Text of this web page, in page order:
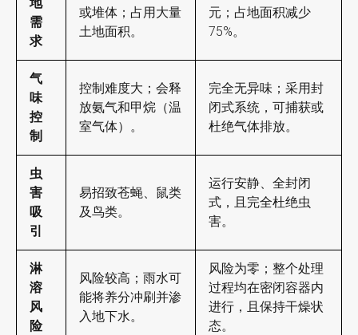
地
需
求
或堆体；占用大量
土地面积。
元；占地面积减少
75%。
气
味
控
制
控制难度大；会释
放氨气和甲烷（温
室气体）。
完全无异味；采用封
闭式系统，可捕获或
杜绝气体排放。
虫
害
吸
引
易招致苍蝇、鼠类
及鸟类。
运行安静、全封闭
式，且完全杜绝虫
害。
淋
溶
风
险
风险较高；雨水可
能将养分冲刷并渗
入地下水。
风险为零；整个处理
过程均在密闭容器内
进行，且保持干燥状
态。